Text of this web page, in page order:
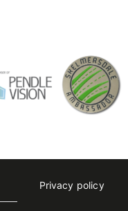
Privacy policy